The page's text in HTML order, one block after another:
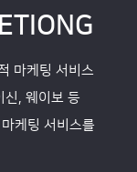
마케팅 서비스
신, 웨이보 등
케팅 서비스를